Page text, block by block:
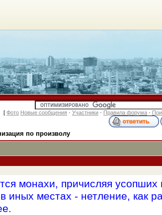
[ Фото Новые сообщения · Участники · Правила форума ·
по произволу
монахи, причисляя усопших
местах - нетление, как